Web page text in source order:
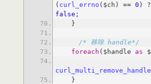
( curl_errno ($ch) == 0
false
/* 移除 handle*/
foreach ($handle as
curl_multi_remove_handle